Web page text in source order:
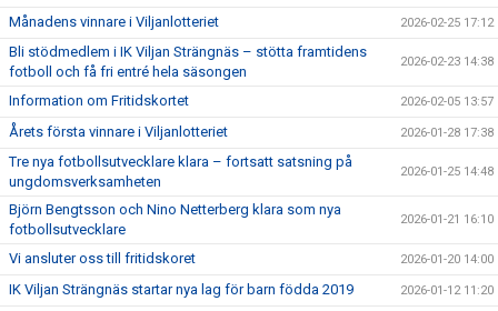
Månadens vinnare i Viljanlotteriet 2026-02-25 17:12
Bli stödmedlem i IK Viljan Strängnäs – stötta framtidens
fotboll och få fri entré hela säsongen
2026-02-23 14:38
Information om Fritidskortet 2026-02-05 13:57
Årets första vinnare i Viljanlotteriet 2026-01-28 17:38
Tre nya fotbollsutvecklare klara – fortsatt satsning på
ungdomsverksamheten
2026-01-25 14:48
Björn Bengtsson och Nino Netterberg klara som nya
fotbollsutvecklare
2026-01-21 16:10
Vi ansluter oss till fritidskoret 2026-01-20 14:00
IK Viljan Strängnäs startar nya lag för barn födda 2019 2026-01-12 11:20